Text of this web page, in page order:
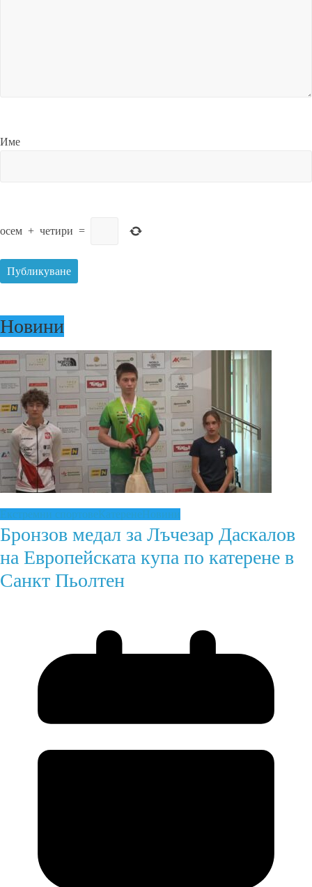
Име
осем + четири =
Новини
Екстремни спортовеКатеренеНовини
Бронзов медал за Лъчезар Даскалов
на Европейската купа по катерене в
Санкт Пьолтен